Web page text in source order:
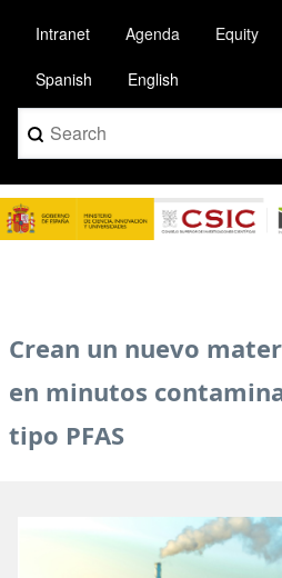
main
content
Intranet Agenda Equity
Spanish English
Search
Image
Crean un nuevo
en minutos
tipo PFAS